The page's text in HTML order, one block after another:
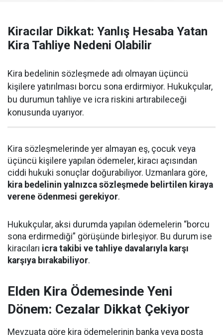
Kiracılar Dikkat: Yanlış Hesaba Yatan
Kira Tahliye Nedeni Olabilir
Kira bedelinin sözleşmede adı olmayan üçüncü
kişilere yatırılması borcu sona erdirmiyor. Hukukçular,
bu durumun tahliye ve icra riskini artırabileceği
konusunda uyarıyor.
Kira sözleşmelerinde yer almayan eş, çocuk veya
üçüncü kişilere yapılan ödemeler, kiracı açısından
ciddi hukuki sonuçlar doğurabiliyor. Uzmanlara göre,
kira bedelinin yalnızca sözleşmede belirtilen kiraya
verene ödenmesi gerekiyor.
Hukukçular, aksi durumda yapılan ödemelerin “borcu
sona erdirmediği” görüşünde birleşiyor. Bu durum ise
kiracıları icra takibi ve tahliye davalarıyla karşı
karşıya bırakabiliyor.
Elden Kira Ödemesinde Yeni
Dönem: Cezalar Dikkat Çekiyor
Mevzuata göre kira ödemelerinin banka veya posta